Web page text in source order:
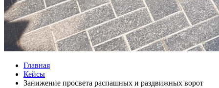
Главная
Кейсы
Занижение просвета распашных и раздвижных ворот